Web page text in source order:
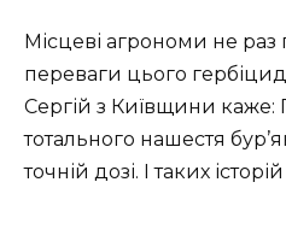
Місцеві агрономи не
переваги цього
Сергій з Київщини каже:
тотального нашестя
точній дозі. І таких